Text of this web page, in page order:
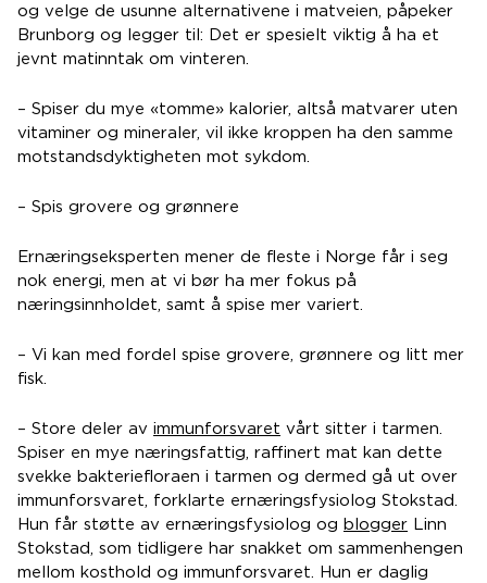
og velge de usunne alternativene i matveien, påpeker
Brunborg og legger til: Det er spesielt viktig å ha et
jevnt matinntak om vinteren.
– Spiser du mye «tomme» kalorier, altså matvarer uten
vitaminer og mineraler, vil ikke kroppen ha den samme
motstandsdyktigheten mot sykdom.
– Spis grovere og grønnere
Ernæringseksperten mener de fleste i Norge får i seg
nok energi, men at vi bør ha mer fokus på
næringsinnholdet, samt å spise mer variert.
– Vi kan med fordel spise grovere, grønnere og litt mer
fisk.
– Store deler av immunforsvaret vårt sitter i tarmen.
Spiser en mye næringsfattig, raffinert mat kan dette
svekke bakteriefloraen i tarmen og dermed gå ut over
immunforsvaret, forklarte ernæringsfysiolog Stokstad.
Hun får støtte av ernæringsfysiolog og blogger Linn
Stokstad, som tidligere har snakket om sammenhengen
mellom kosthold og immunforsvaret. Hun er daglig